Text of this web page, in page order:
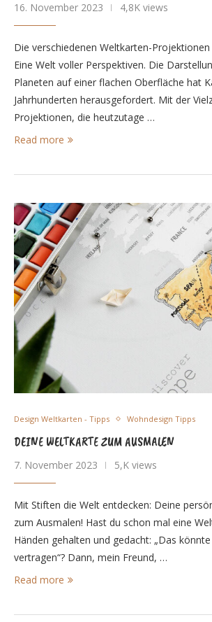
16. November 2023 4,8K views
Die verschiedenen Weltkarten-
Eine Welt voller Perspektiven. Die
Planeten auf einer flachen Oberfläche hat
Jahrhunderten herausgefordert. Mit der
Projektionen, die heutzutage …
Read more
Design Weltkarten - Tipps Wohndesign Tipps
DEINE WELTKARTE ZUM AUSMALEN
7. November 2023 5,K views
Mit Stiften die Welt entdecken: Deine
zum Ausmalen! Hast du schon mal eine
Händen gehalten und gedacht: „Das
vertragen“? Dann, mein Freund, …
Read more